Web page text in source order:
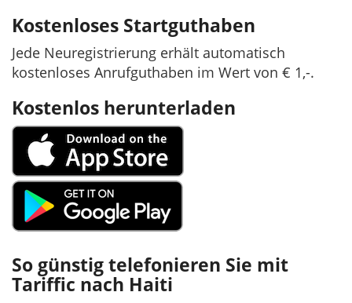
Kostenloses Startguthaben
Jede Neuregistrierung erhält automatisch
kostenloses Anrufguthaben im Wert von € 1,-.
Kostenlos herunterladen
So günstig telefonieren Sie mit
Tariffic nach Haiti